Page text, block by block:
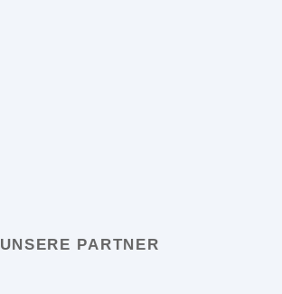
UNSERE PARTNER